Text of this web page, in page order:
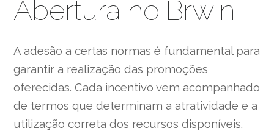
Abertura no Brwin
A adesão a certas normas é fundamental para
garantir a realização das promoções
oferecidas. Cada incentivo vem acompanhado
de termos que determinam a atratividade e a
utilização correta dos recursos disponíveis.